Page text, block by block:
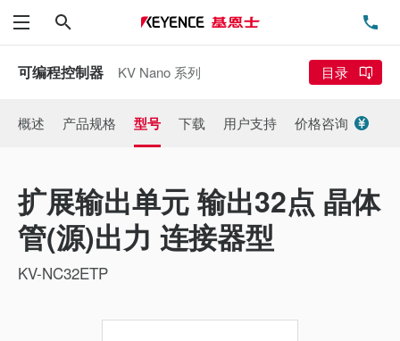
菜单
可编程控制器 KV Nano 系列 目录
概述 产品规格 型号 下载 用户支持 价格咨询
扩展输出单元 输出32点 晶体
管(源)出力 连接器型
KV-NC32ETP